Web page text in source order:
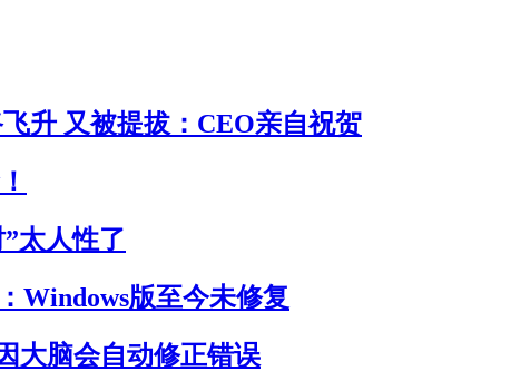
升 又被提拔：CEO亲自祝贺
太人性了
Windows版至今未修复
大脑会自动修正错误